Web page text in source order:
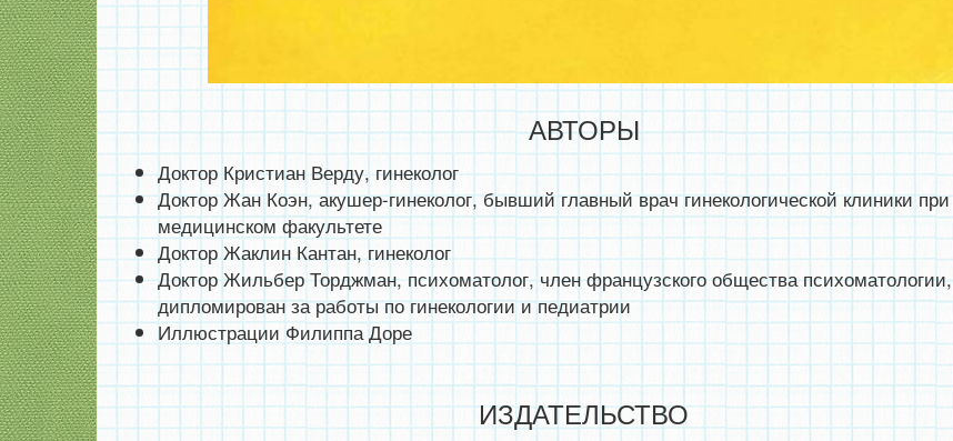
АВТОРЫ
Доктор Кристиан Верду, гинеколог
Доктор Жан Коэн, акушер-гинеколог, бывший главный врач гинекологической клиники при
медицинском факультете
Доктор Жаклин Кантан, гинеколог
Доктор Жильбер Торджман, психоматолог, член французского общества психоматологии,
дипломирован за работы по гинекологии и педиатрии
Иллюстрации Филиппа Доре
ИЗДАТЕЛЬСТВО